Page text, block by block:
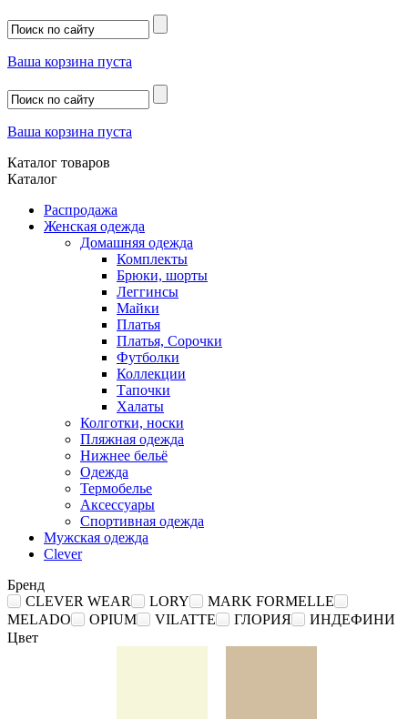
Ваша корзина пуста
Ваша корзина пуста
Каталог товаров
Каталог
Распродажа
Женская одежда
Домашняя одежда
Комплекты
Брюки, шорты
Леггинсы
Майки
Платья
Платья, Сорочки
Футболки
Коллекции
Тапочки
Халаты
Колготки, носки
Пляжная одежда
Нижнее бельё
Одежда
Термобелье
Аксессуары
Спортивная одежда
Мужская одежда
Clever
Бренд
CLEVER WEAR
LORY
MARK FORMELLE
MELADO
OPIUM VILATTE ГЛОРИЯ
ИНДЕФИНИ
Цвет